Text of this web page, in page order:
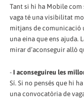
Tant si hi ha Mobile com
vaga té una visibilitat
mitjans de comunicació
una eina que ens ajuda.
mirar d’aconseguir allò
- I aconseguireu les
Sí. Si no pensés que hi
una convocatòria de